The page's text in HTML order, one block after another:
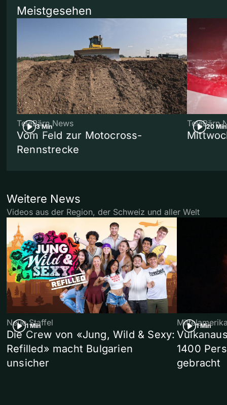
Meistgesehen
3 Min
TeleBärn News
Vom Feld zur Motocross-
Rennstrecke
20 Min
TeleBärn
Weitere News
Videos aus der Region, der Schweiz und aller Welt
1 Min
Neue Staffel
Die Crew von «Jung, Wild & Sexy:
Refilled» macht Bulgarien
unsicher
1 Min
1400
gebracht